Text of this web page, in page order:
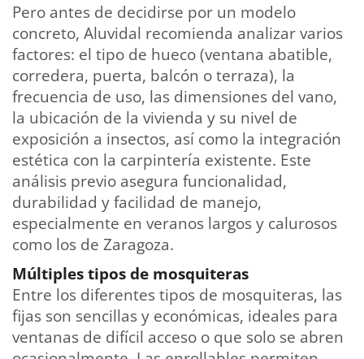
Pero antes de decidirse por un modelo
concreto, Aluvidal recomienda analizar varios
factores: el tipo de hueco (ventana abatible,
corredera, puerta, balcón o terraza), la
frecuencia de uso, las dimensiones del vano,
la ubicación de la vivienda y su nivel de
exposición a insectos, así como la integración
estética con la carpintería existente. Este
análisis previo asegura funcionalidad,
durabilidad y facilidad de manejo,
especialmente en veranos largos y calurosos
como los de Zaragoza.
Múltiples tipos de mosquiteras
Entre los diferentes tipos de mosquiteras, las
fijas son sencillas y económicas, ideales para
ventanas de difícil acceso o que solo se abren